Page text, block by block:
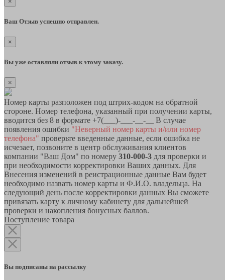
Ваш Отзыв успешно отправлен.
×
Вы уже оставляли отзыв к этому заказу.
×
Номер карты разположен под штрих-кодом на обратной
стороне. Номер телефона, указанный при получении карты,
вводится без 8 в формате +7(___)-___-__-__ В случае
появления ошибки "Неверный номер карты и/или номер
телефона" проверьте введенные данные, если ошибка не
исчезает, позвоните в центр обслуживания клиентов
компании "Ваш Дом" по номеру 310-000-3 для проверки и
при необходимости корректировки Ваших данных. Для
Внесения изменений в реистрационные данные Вам будет
необходимо назвать номер карты и Ф.И.О. владельца. На
следующий день после корректировки данных Вы сможете
привязать карту к личному кабинету для дальнейшей
проверки и накопления бонусных баллов.
Поступление товара
Вы подписаны на рассылку